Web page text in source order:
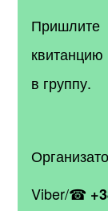
в группу.
Viber/☎